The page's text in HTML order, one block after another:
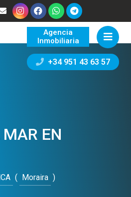
+34 951 43 63 57
Agencia
Inmobiliaria
MAR EN
( Moraira )